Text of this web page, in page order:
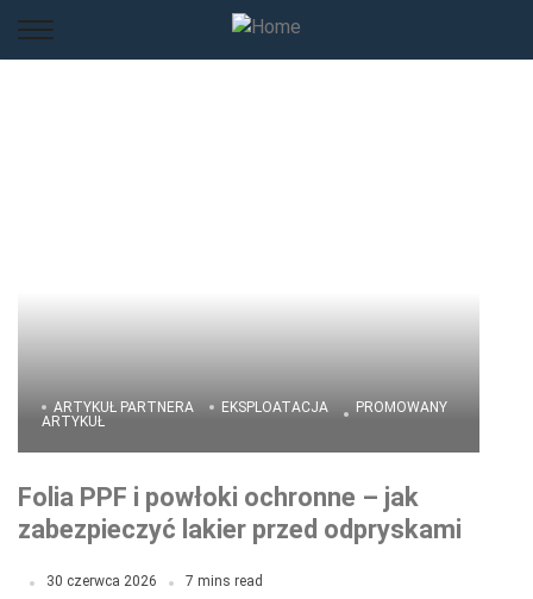
ARTYKUŁ PARTNERA EKSPLOATACJA
PROMOWANY
ARTYKUŁ
Folia PPF i powłoki ochronne – jak
zabezpieczyć lakier przed odpryskami,
30 czerwca 2026 7 mins read